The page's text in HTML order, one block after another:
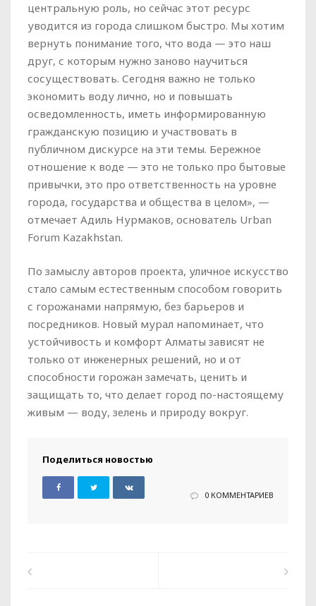
центральную роль, но сейчас этот ресурс
уводится из города слишком быстро. Мы хотим
вернуть понимание того, что вода — это наш
друг, с которым нужно заново научиться
сосуществовать. Сегодня важно не только
экономить воду лично, но и повышать
осведомленность, иметь информированную
гражданскую позицию и участвовать в
публичном дискурсе на эти темы. Бережное
отношение к воде — это не только про бытовые
привычки, это про ответственность на уровне
города, государства и общества в целом», —
отмечает Адиль Нурмаков, основатель Urban
Forum Kazakhstan.
По замыслу авторов проекта, уличное искусство
стало самым естественным способом говорить
с горожанами напрямую, без барьеров и
посредников. Новый мурал напоминает, что
устойчивость и комфорт Алматы зависят не
только от инженерных решений, но и от
способности горожан замечать, ценить и
защищать то, что делает город по-настоящему
живым — воду, зелень и природу вокруг.
Поделиться новостью
0 КОММЕНТАРИЕВ